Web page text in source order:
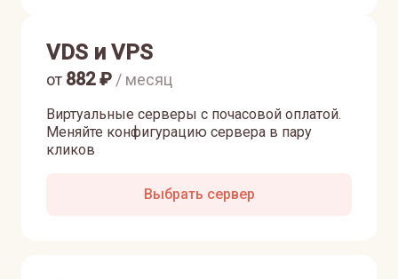
VDS и VPS
Виртуальные серверы с почасовой оплатой.
Меняйте конфигурацию сервера в пару
кликов
от 882₽ / месяц
Выбрать сервер